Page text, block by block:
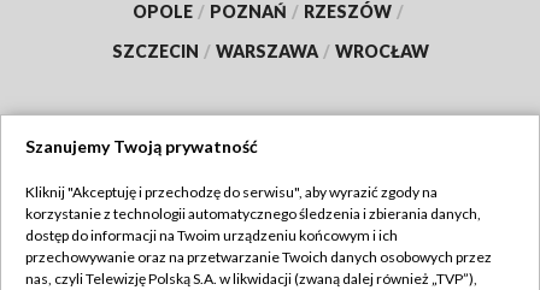
OPOLE / POZNAŃ / RZESZÓW /
SZCZECIN / WARSZAWA / WROCŁAW
TVP
Abonament TVP
Regulamin TVP
Szanujemy Twoją prywatność
Kliknij "Akceptuję i przechodzę do serwisu", aby wyrazić zgody na
korzystanie z technologii automatycznego śledzenia i zbierania danych,
dostęp do informacji na Twoim urządzeniu końcowym i ich
przechowywanie oraz na przetwarzanie Twoich danych osobowych przez
nas, czyli Telewizję Polską S.A. w likwidacji (zwaną dalej również „TVP”),